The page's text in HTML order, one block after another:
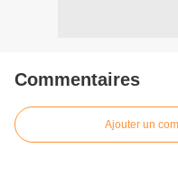
Commentaires
Ajouter un